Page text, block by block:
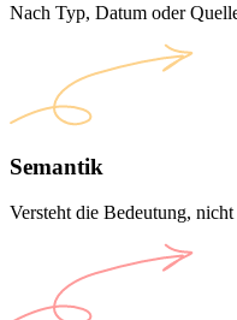
Nach Typ, Datum oder
Semantik
Versteht die Bedeutung,